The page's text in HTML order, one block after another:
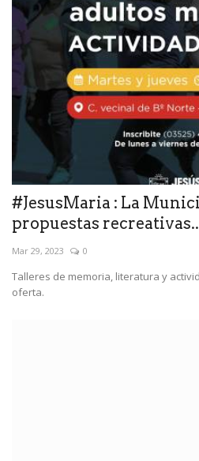
#JesusMaria : La
propuestas
Mar 29, 2023 0
Talleres de memoria, literatura y
oferta.